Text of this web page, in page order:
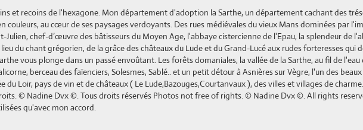
et recoins de l'hexagone. Mon département d'adoption la Sarthe, un département cachant des
couleurs, au cœur de ses paysages verdoyants. Des rues médiévales du vieux Mans dominées par
Julien, chef-d’œuvre des bâtisseurs du Moyen Age, l'abbaye cistercienne de l'Epau, la splendeur de
du chant grégorien, de la grâce des châteaux du Lude et du Grand-Lucé aux rudes forteresses qui
vous plonge dans un passé envoûtant. Les forêts domaniales, la vallée de la Sarthe, au fil de l'eau
berceau des faïenciers, Solesmes, Sablé.. et un petit détour à Asnières sur Vègre, l'un des
du Loir, pays de vin et de châteaux ( Le Lude,Bazouges,Courtanvaux ), des villes et villages de
© Nadine Dvx ©. Tous droits réservés Photos not free of rights. © Nadine Dvx ©. All rights
qu'avec mon accord.